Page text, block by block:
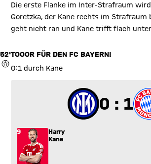
Die erste Flanke im Inter-Strafraum
Goretzka, der Kane rechts im Strafraum
geht nicht ran und Kane trifft flach
52'
TOR
TOOOR FÜR DEN FC BAYERN!
0:1 durch Kane
0 zu 1
0 : 1
9
Harry
Kane